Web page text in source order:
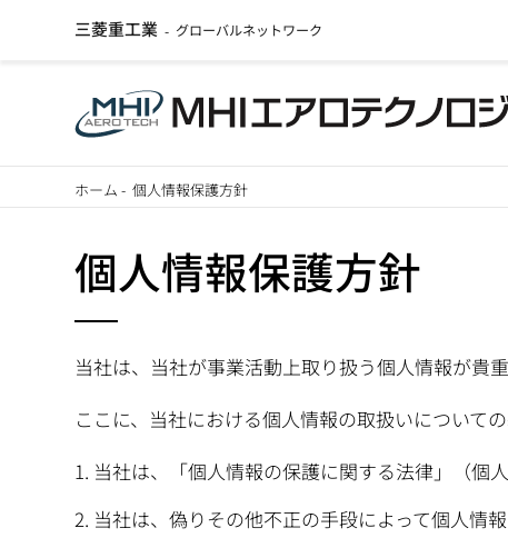
イ
三菱重工業 - グローバルネットワーク
ホーム -個人情報保護方針
個人情報保護方針
当社は、当社が事業活動上取り扱う個人情報が貴
ここに、当社における個人情報の取扱いについて
当社は、「個人情報の保護に関する法律」（個
当社は、偽りその他不正の手段によって個人情